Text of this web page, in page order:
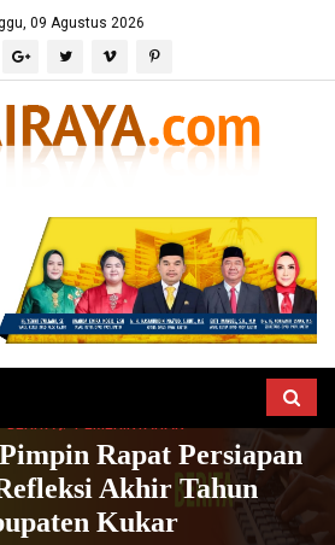
09 Agustus 2026
Rapat Persiapan
Akhir Tahun
Kukar